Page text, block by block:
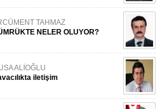
TAHMAZ
NELER OLUYOR?
ALİOĞLU
iletişim